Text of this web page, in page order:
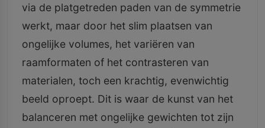
via de platgetreden paden van de symmetrie
werkt, maar door het slim plaatsen van
ongelijke volumes, het variëren van
raamformaten of het contrasteren van
materialen, toch een krachtig, evenwichtig
beeld oproept. Dit is waar de kunst van het
balanceren met ongelijke gewichten tot zijn